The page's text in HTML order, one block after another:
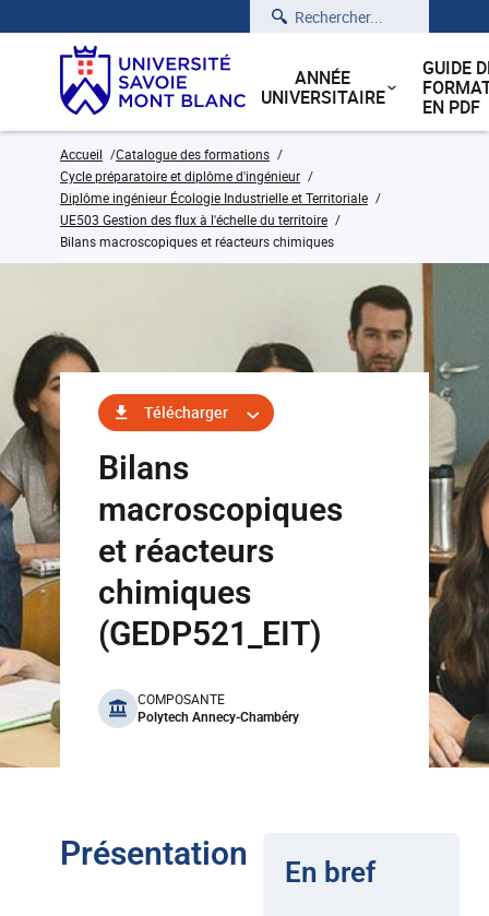
Rechercher
ANNÉE
UNIVERSITAIRE
GUIDE
EN PDF
Accueil
Catalogue des formations
Cycle préparatoire et diplôme d'ingénieur
Diplôme ingénieur Écologie Industrielle et Territoriale
UE503 Gestion des flux à l'échelle du territoire
Bilans macroscopiques et réacteurs chimiques
Télécharger
Bilans
macroscopiques
et réacteurs
chimiques
(GEDP521_EIT)
benefits
COMPOSANTE
Polytech Annecy-Chambéry
Présentation En bref